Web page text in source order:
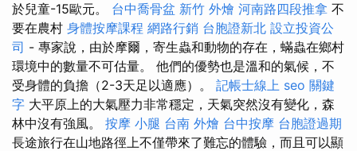
於兒童-15歐元。 台中喬骨盆 新竹 外燴 河南路四段推拿 不
要在農村 身體按摩課程 網路行銷 台胞證新北 設立投資公
司 - 專家說，由於摩爾，寄生蟲和動物的存在，蟎蟲在鄉村
環境中的數量不可估量。 他們的優勢也是溫和的氣候，不
受身體的負擔（2-3天足以適應）。 記帳士線上 seo 關鍵
字 大平原上的大氣壓力非常穩定，天氣突然沒有變化，森
林中沒有強風。 按摩 小腿 台南 外燴 台中按摩 台胞證過期
長途旅行在山地路徑上不僅帶來了難忘的體驗，而且可以顯